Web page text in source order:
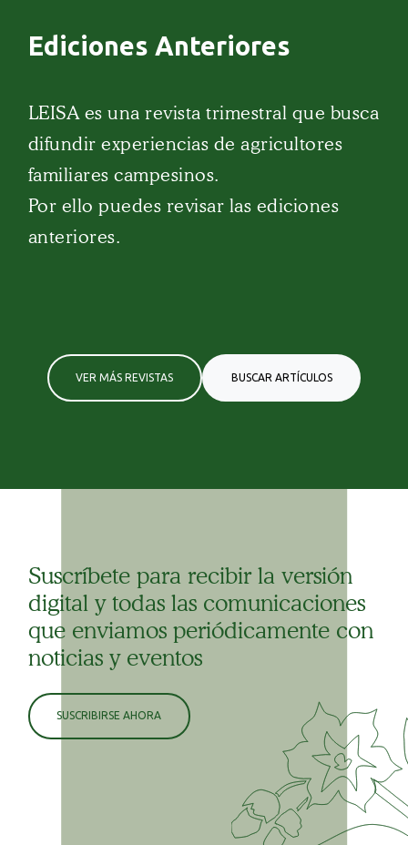
Ediciones Anteriores
LEISA es una revista trimestral que busca
difundir experiencias de agricultores
familiares campesinos.
Por ello puedes revisar las ediciones
anteriores.
VER MÁS REVISTAS BUSCAR ARTÍCULOS
Suscríbete para recibir la versión
digital y todas las comunicaciones
que enviamos periódicamente con
noticias y eventos
SUSCRIBIRSE AHORA